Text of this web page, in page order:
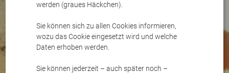
werden (graues Häckchen).
Sie können sich zu allen Cookies informieren,
wozu das Cookie eingesetzt wird und welche
Daten erhoben werden.
Sie können jederzeit – auch später noch –